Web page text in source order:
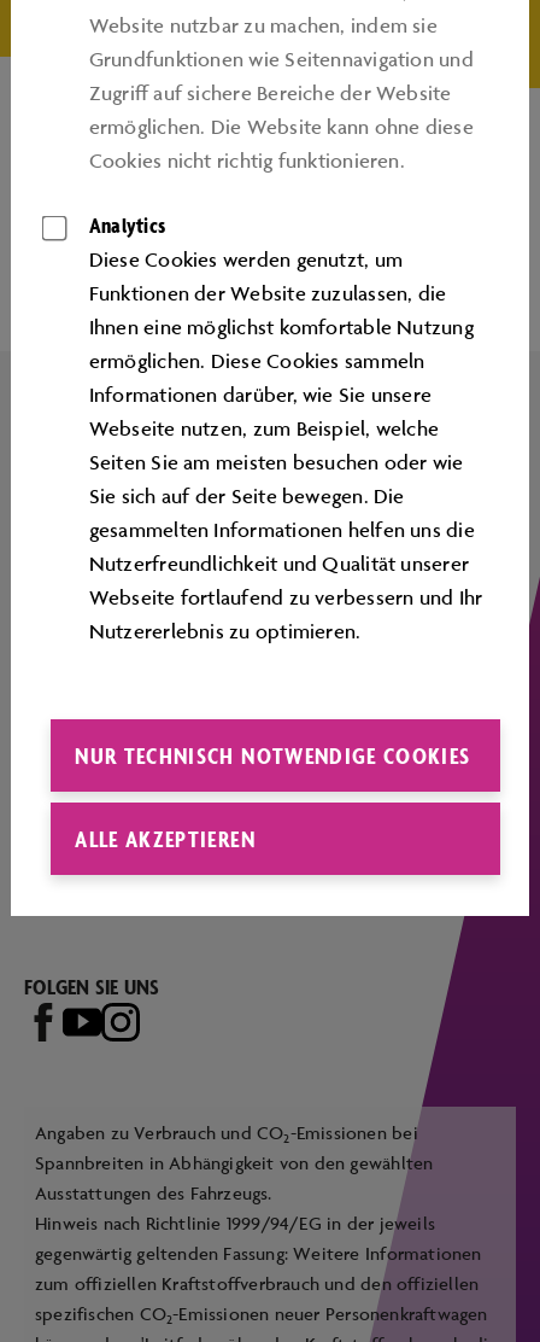
Seitenanfang
IMPRESSUM
ÜBERSICHTSPLAN
RECHTLICHES
COOKIE-RICHTLINIE
Cookie Präferenzen ändern
FOLGEN SIE UNS
Angaben zu Verbrauch und CO2-Emissionen bei
Spannbreiten in Abhängigkeit von den gewählten
Ausstattungen des Fahrzeugs.
Hinweis nach Richtlinie 1999/94/EG in der jeweils
gegenwärtig geltenden Fassung: Weitere Informationen
zum offiziellen Kraftstoffverbrauch und den offiziellen
spezifischen CO2-Emissionen neuer Personenkraftwagen
Website nutzbar zu machen, indem sie
Grundfunktionen wie Seitennavigation und
Zugriﬀ auf sichere Bereiche der Website
ermöglichen. Die Website kann ohne diese
Cookies nicht richtig funktionieren.
Analytics
Diese Cookies werden genutzt, um
Funktionen der Website zuzulassen, die
Ihnen eine möglichst komfortable Nutzung
ermöglichen. Diese Cookies sammeln
Informationen darüber, wie Sie unsere
Webseite nutzen, zum Beispiel, welche
Seiten Sie am meisten besuchen oder wie
Sie sich auf der Seite bewegen. Die
gesammelten Informationen helfen uns die
Nutzerfreundlichkeit und Qualität unserer
Webseite fortlaufend zu verbessern und Ihr
Nutzererlebnis zu optimieren.
NUR TECHNISCH NOTWENDIGE COOKIES
ALLE AKZEPTIEREN